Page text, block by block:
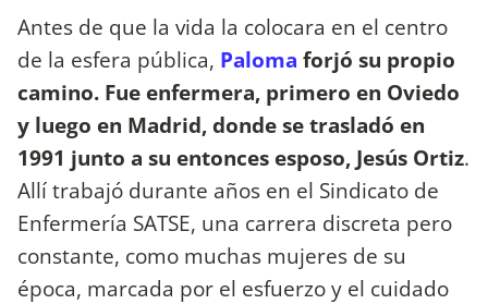
Antes de que la vida la colocara en el centro
de la esfera pública, Paloma forjó su propio
camino. Fue enfermera, primero en Oviedo
y luego en Madrid, donde se trasladó en
1991 junto a su entonces esposo, Jesús Ortiz.
Allí trabajó durante años en el Sindicato de
Enfermería SATSE, una carrera discreta pero
constante, como muchas mujeres de su
época, marcada por el esfuerzo y el cuidado